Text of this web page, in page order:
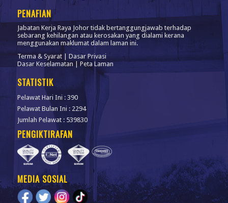
PENAFIAN
Jabatan Kerja Raya Johor tidak bertanggungjawab terhadap
sebarang kehilangan atau kerosakan yang dialami kerana
menggunakan maklumat dalam laman ini.
Terma & Syarat| Dasar Privasi
Dasar Keselamatan
Peta Laman
STATISTIK
Pelawat Hari Ini : 390
Pelawat Bulan Ini : 2294
Jumlah Pelawat : 539830
PENGIKTIRAFAN
MEDIA SOSIAL